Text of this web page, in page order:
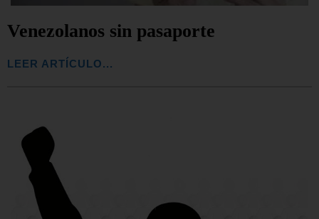
Venezolanos sin pasaporte
LEER ARTÍCULO...